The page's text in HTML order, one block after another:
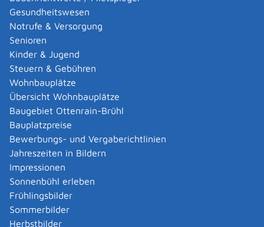
Gesundheitswesen
Notrufe & Versorgung
Senioren
Kinder & Jugend
Steuern & Gebühren
Wohnbauplätze
Übersicht Wohnbauplätze
Baugebiet Ottenrain-Brühl
Bauplatzpreise
Bewerbungs- und Vergaberichtlinien
Jahreszeiten in Bildern
Impressionen
Sonnenbühl erleben
Frühlingsbilder
Sommerbilder
Herbstbilder
Akademische Gesundheitsberufe - Anerkennung der
Weiterbildung beantragen
Akademische Grade, Titel und Bezeichnungen bei
anerkannten Spätaussiedlern - Gradumwandlungen
beantragen
Akademische Grade, Titel und Bezeichnungen von
ausländischen Hochschulen führen
Akteneinsicht in und außerhalb von
Verwaltungsverfahren beantragen
Allgemein bildende Schulen - zur Abendrealschule
anmelden
Als berechtigte Person Fahrzeugregisterauskunft
(Halterauskunft) beantragen
Als Servicedienstleisterin oder Servicedienstleister
im Rahmen der Geldwäscheaufsicht registrieren
Altenpfleger, Arbeitserzieher, Haus- und